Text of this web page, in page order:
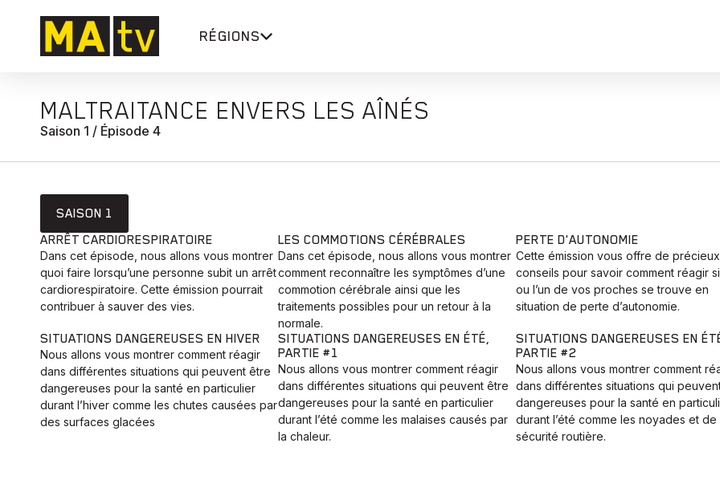
RÉGIONS
MALTRAITANCE ENVERS LES AÎNÉS
Saison 1 / Épisode 4
SAISON 1
ARRÊT CARDIORESPIRATOIRE
Dans cet épisode, nous allons vous montrer
quoi faire lorsqu’une personne subit un arrêt
cardiorespiratoire. Cette émission pourrait
contribuer à sauver des vies.
LES COMMOTIONS CÉRÉBRALES
Dans cet épisode, nous allons vous montrer
comment reconnaître les symptômes d’une
commotion cérébrale ainsi que les
traitements possibles pour un retour à la
normale.
PERTE D'AUTONOMIE
Cette émission vous offre de précieux
conseils pour savoir comment réagir
ou l’un de vos proches se trouve en
situation de perte d’autonomie.
SITUATIONS DANGEREUSES EN HIVER
Nous allons vous montrer comment réagir
dans différentes situations qui peuvent être
dangereuses pour la santé en particulier
durant l’hiver comme les chutes causées par
des surfaces glacées
SITUATIONS DANGEREUSES EN ÉTÉ,
PARTIE #1
Nous allons vous montrer comment réagir
dans différentes situations qui peuvent être
dangereuses pour la santé en particulier
durant l’été comme les malaises causés par
la chaleur.
SITUATIONS DANGEREUSES EN
PARTIE #2
Nous allons vous montrer comment
dans différentes situations qui
dangereuses pour la santé en
durant l’été comme les noyades et de
sécurité routière.